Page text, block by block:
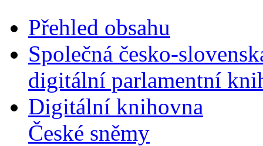
Přehled obsahu
Společná česko-
digitální parlamentní
Digitální knihovna
České sněmy